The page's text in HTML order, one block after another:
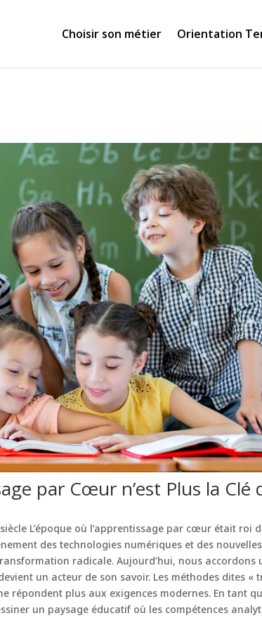
Choisir son métier Orientation
par Cœur n’est Plus la Clé
L’époque où l’apprentissage par cœur était roi
des technologies numériques et des
radicale. Aujourd’hui, nous accordons
un acteur de son savoir. Les méthodes dites «
répondent plus aux exigences modernes. En tant
un paysage éducatif où les compétences